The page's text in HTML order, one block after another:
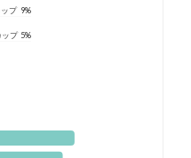
ップ 9%
ップ 5%